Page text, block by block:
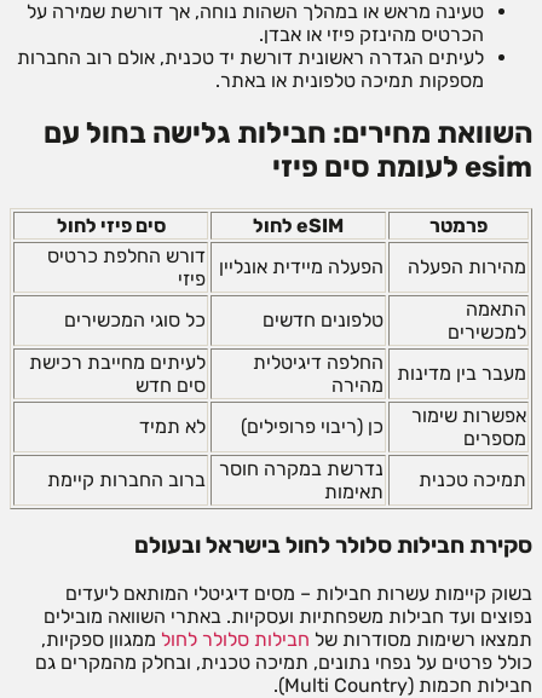
טעינה מראש או במהלך השהות נוחה, אך דורשת שמירה על
הכרטיס מהינזק פיזי או אבדן.
לעיתים הגדרה ראשונית דורשת יד טכנית, אולם רוב החברות
מספקות תמיכה טלפונית או באתר.
השוואת מחירים: חבילות גלישה בחול עם
esim לעומת סים פיזי
פרמטר eSIM לחול
סים פיזי לחול
מהירות הפעלה
הפעלה מיידית אונליין
דורש החלפת כרטיס
פיזי
התאמה
למכשירים
טלפונים חדשים כל סוגי המכשירים
מעבר בין מדינות
החלפה דיגיטלית
מהירה
לעיתים מחייבת רכישת
סים חדש
אפשרות שימור
מספרים
כן (ריבוי פרופילים) לא תמיד
תמיכה טכנית
נדרשת במקרה חוסר
תאימות
ברוב החברות קיימת
סקירת חבילות סלולר לחול בישראל ובעולם
בשוק קיימות עשרות חבילות – מסים דיגיטלי המותאם ליעדים
נפוצים ועד חבילות משפחתיות ועסקיות. באתרי השוואה מובילים
תמצאו רשימות מסודרות של חבילות סלולר לחול ממגוון ספקיות,
כולל פרטים על נפחי נתונים, תמיכה טכנית, ובחלק מהמקרים גם
חבילות חכמות (Multi Country).